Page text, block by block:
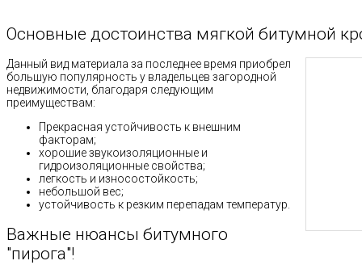
Основные достоинства мягкой битумной
Данный вид материала за последнее время приобрел
большую популярность у владельцев загородной
недвижимости, благодаря следующим
преимуществам:
Прекрасная устойчивость к внешним
факторам;
хорошие звукоизоляционные и
гидроизоляционные свойства;
легкость и износостойкость;
небольшой вес;
устойчивость к резким перепадам температур.
Важные нюансы битумного
"пирога"!